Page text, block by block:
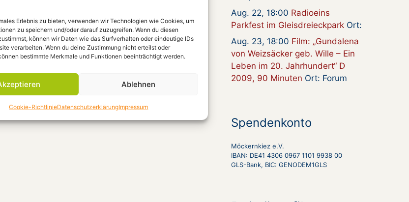
Erlebnis zu bieten, verwenden wir Technologien wie Cookies, um
zu speichern und/oder darauf zuzugreifen. Wenn du diesen
können wir Daten wie das Surfverhalten oder eindeutige IDs
verarbeiten. Wenn du deine Zustimmung nicht erteilst oder
bestimmte Merkmale und Funktionen beeinträchtigt werden.
Ablehnen
Cookie-RichtlinieDatenschutzerklärungImpressum
Aug. 22, 18:00 Radioeins
Parkfest im Gleisdreieckpark Ort:
Aug. 23, 18:00 Film: „Gundalena
von Weizsäcker geb. Wille – Ein
Leben im 20. Jahrhundert“ D
2009, 90 Minuten Ort: Forum
Spendenkonto
Möckernkiez e.V.
IBAN: DE41 4306 0967 1101 9938 00
GLS-Bank, BIC: GENODEM1GLS